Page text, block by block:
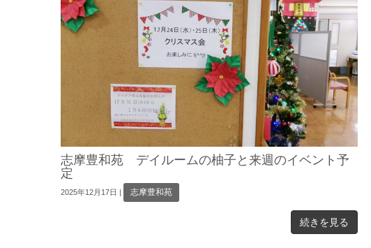
志摩豊和苑 デイルームの柚子と来週のイベント予
定
2025年12月17日 | 志摩豊和苑
続きを見る